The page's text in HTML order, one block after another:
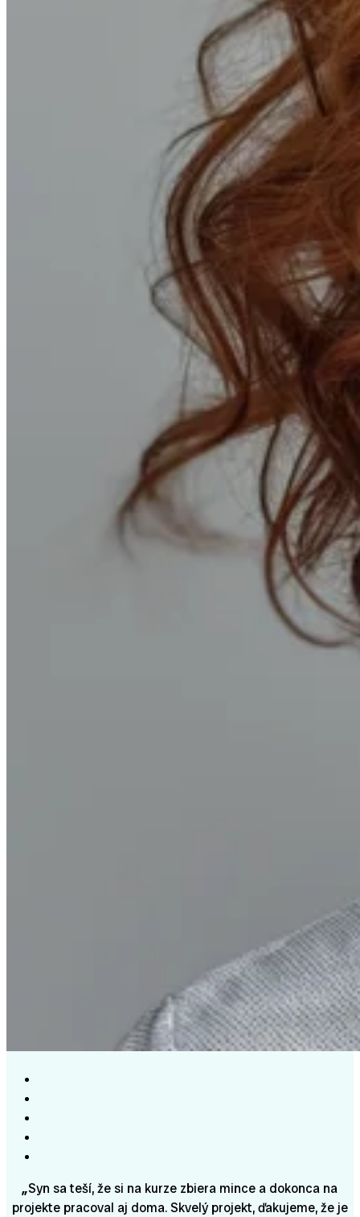
„Syn sa teší, že si na kurze zbiera mince a dokonca na
projekte pracoval aj doma. Skvelý projekt, ďakujeme, že je